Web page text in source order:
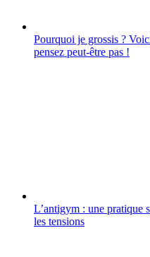
Pourquoi je grossis ?
pensez peut-être pas !
L’antigym : une pratique
les tensions